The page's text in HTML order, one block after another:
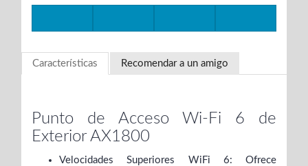
Características Recomendar a un amigo
Punto de Acceso Wi-Fi 6 de
Exterior AX1800
Velocidades Superiores WiFi 6: Ofrece